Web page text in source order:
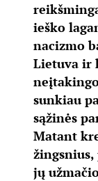
ieško
nacizmo
Lietuva ir
sunkiau
sąžinės
Matant
jų